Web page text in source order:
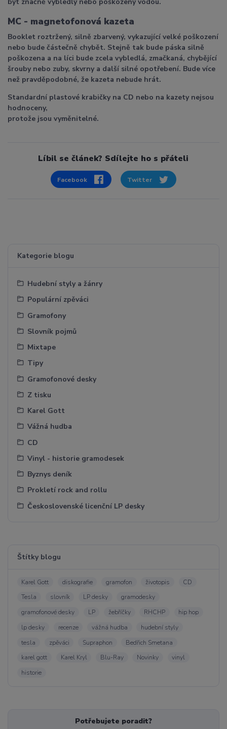
Kategorie blogu
Hudební styly a žánry
Populární zpěváci
Gramofony
Slovník pojmů
Mixtape
Tipy
Gramofonové desky
Z tisku
Karel Gott
Vážná hudba
CD
Vinyl - historie gramodesek
Byznys deník
Prokletí rock and rollu
Československé licenční LP desky
Štítky blogu
Karel Gott diskografie gramofon životopis
CD
Tesla
slovník LP desky
gramodesky
gramofonové desky
LP žebříčky RHCHP
hip hop
lp desky
recenze vážná hudba
hudební styly
tesla
zpěváci Supraphon
Bedřich Smetana
karel gott
Karel Kryl Blu-Ray Novinky
vinyl
historie
Potřebujete poradit?
MC - magnetofonová kazeta
Booklet roztržený, silně zbarvený, vykazující velké poškození
nebo bude částečně chybět. Stejně tak bude páska silně
poškozena a na líci bude zcela vybledlá, zmačkaná, chybějící
šrouby nebo zuby, skvrny a další silné opotřebení. Bude více
než pravděpodobné, že kazeta nebude hrát.
Standardní plastové krabičky na CD nebo na kazety nejsou
hodnoceny,
protože jsou vyměnitelné.
Líbil se článek? Sdílejte ho s přáteli
Facebook Twitter